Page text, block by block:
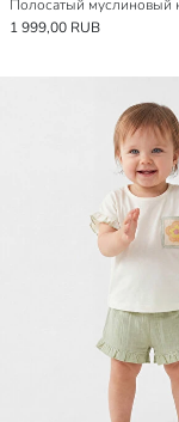
1 999,00 RUB